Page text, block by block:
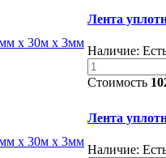
Лента
Наличие:
Стоимость
Лента
Наличие: